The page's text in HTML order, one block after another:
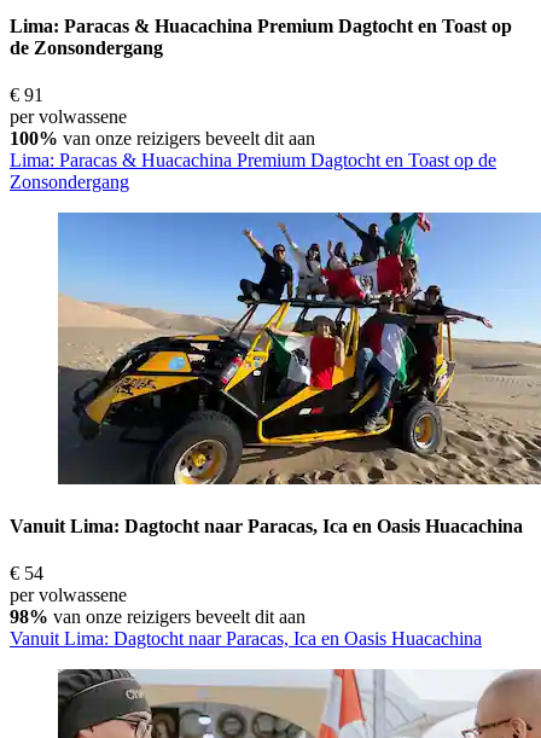
Lima: Paracas & Huacachina Premium Dagtocht en Toast op
de Zonsondergang
€ 91
per volwassene
100% van onze reizigers beveelt dit aan
Lima: Paracas & Huacachina Premium Dagtocht en Toast op de
Zonsondergang
Vanuit Lima: Dagtocht naar Paracas, Ica en Oasis Huacachina
€ 54
per volwassene
98% van onze reizigers beveelt dit aan
Vanuit Lima: Dagtocht naar Paracas, Ica en Oasis Huacachina